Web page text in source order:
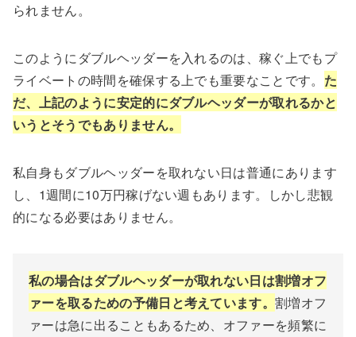
られません。
このようにダブルヘッダーを入れるのは、稼ぐ上でもプ
ライベートの時間を確保する上でも重要なことです。 た
だ、上記のように安定的にダブルヘッダーが取れるかと
いうとそうでもありません。
私自身もダブルヘッダーを取れない日は普通にあります
し、1週間に10万円稼げない週もあります。しかし悲観
的になる必要はありません。
私の場合はダブルヘッダーが取れない日は割増オフ
ァーを取るための予備日と考えています。割増オフ
ァーは急に出ることもあるため、オファーを頻繁に